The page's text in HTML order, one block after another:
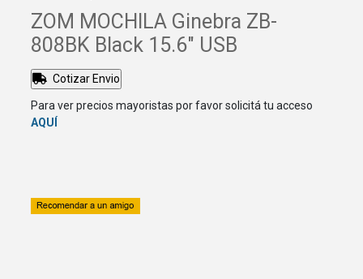
ZOM MOCHILA Ginebra ZB-
808BK Black 15.6" USB
Cotizar Envio
Para ver precios mayoristas por favor solicitá tu acceso
AQUÍ